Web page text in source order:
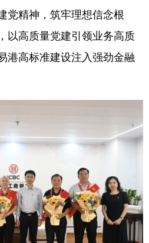
党精神，筑牢理想信念根
以高质量党建引领业务高质
港高标准建设注入强劲金融